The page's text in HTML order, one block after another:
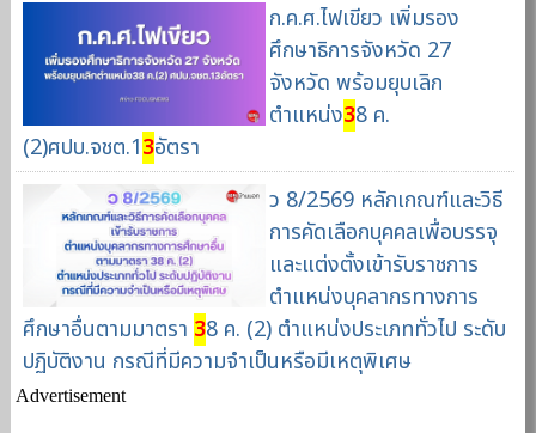
ก.ค.ศ.ไฟเขียว เพิ่มรอง
ศึกษาธิการจังหวัด 27
จังหวัด พร้อมยุบเลิก
ตำแหน่ง38 ค.
(2)ศปบ.จชต.13อัตรา
ว 8/2569 หลักเกณฑ์และวิธี
การคัดเลือกบุคคลเพื่อบรรจุ
และแต่งตั้งเข้ารับราชการ
ตำแหน่งบุคลากรทางการ
ศึกษาอื่นตามมาตรา 38 ค. (2) ตำแหน่งประเภททั่วไป ระดับ
ปฏิบัติงาน กรณีที่มีความจำเป็นหรือมีเหตุพิเศษ
Advertisement